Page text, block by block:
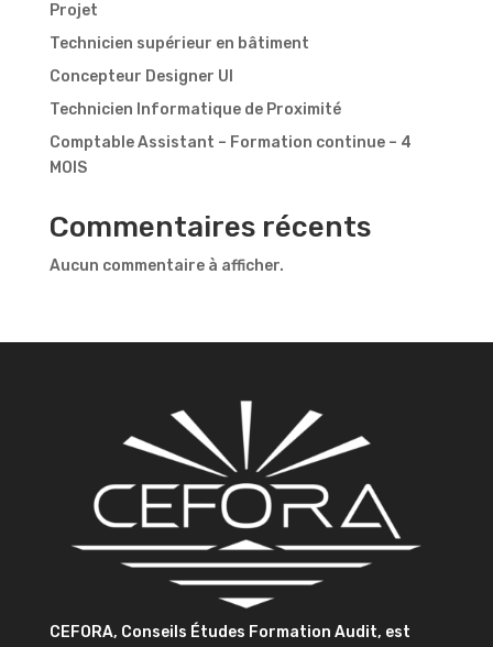
Projet
Technicien supérieur en bâtiment
Concepteur Designer UI
Technicien Informatique de Proximité
Comptable Assistant – Formation continue – 4
MOIS
Commentaires récents
Aucun commentaire à afficher.
CEFORA, Conseils Études Formation Audit, est